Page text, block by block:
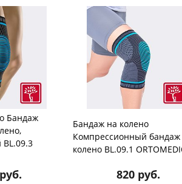
Бандаж
Бандаж на колено
Компрессионный бандаж
колено BL.09.1
820 руб.